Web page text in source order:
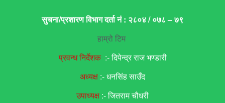
सुचना/प्रशारण विभाग दर्ता नं : २८०४ / ०७८ – ७९
हाम्रो टिम
प्रवन्ध निर्देशक:- दिपेन्द्र राज भण्डारी
अध्यक्ष :- धनसिंह साउँद
उपाध्यक्ष :- जितराम चौधरी